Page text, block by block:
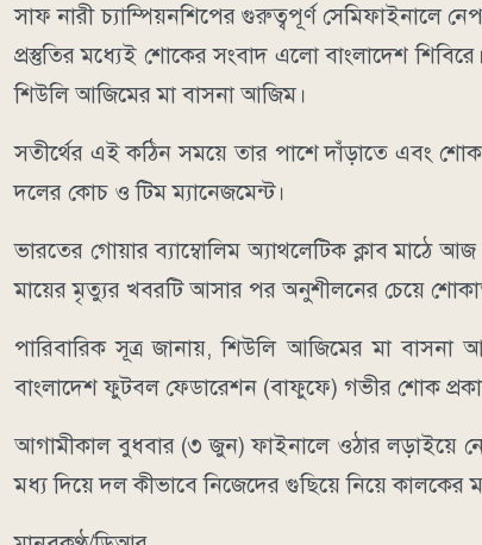
সাফ নারী চ্যাম্পিয়নশিপের গুরুত্বপূর্ণ সেমিফাইনালে
প্রস্তুতির মধ্যেই শোকের সংবাদ এলো বাংলাদেশ
শিউলি আজিমের মা বাসনা আজিম।
সতীর্থের এই কঠিন সময়ে তার পাশে দাঁড়াতে এবং
দলের কোচ ও টিম ম্যানেজমেন্ট।
ভারতের গোয়ার ব্যাম্বোলিম অ্যাথলেটিক ক্লাব মাঠে
মায়ের মৃত্যুর খবরটি আসার পর অনুশীলনের চেয়ে
পারিবারিক সূত্র জানায়, শিউলি আজিমের মা বাসনা
বাংলাদেশ ফুটবল ফেডারেশন (বাফুফে) গভীর শোক
আগামীকাল বুধবার (৩ জুন) ফাইনালে ওঠার লড়াইয়ে
মধ্য দিয়ে দল কীভাবে নিজেদের গুছিয়ে নিয়ে কালকের